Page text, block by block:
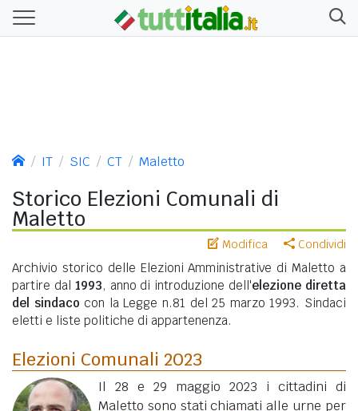
IT SIC CT Maletto
Storico Elezioni Comunali di
Maletto
Modifica Condividi
Archivio storico delle Elezioni Amministrative di Maletto a
partire dal 1993, anno di introduzione dell'elezione diretta
del sindaco con la Legge n.81 del 25 marzo 1993. Sindaci
eletti e liste politiche di appartenenza.
Elezioni Comunali 2023
Il 28 e 29 maggio 2023 i cittadini di
Maletto sono stati chiamati alle urne per